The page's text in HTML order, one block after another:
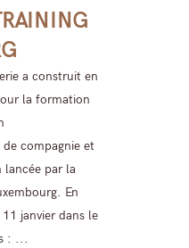
a construit en
la formation
compagnie et
lancée par la
En
janvier dans le
: ...